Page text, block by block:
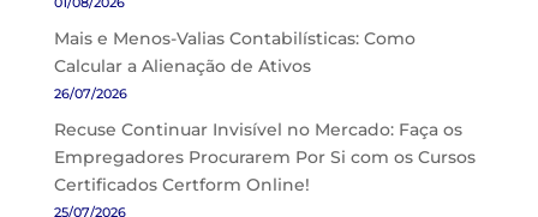
Mais e Menos-Valias Contabilísticas: Como
Calcular a Alienação de Ativos
26/07/2026
Recuse Continuar Invisível no Mercado: Faça os
Empregadores Procurarem Por Si com os Cursos
Certificados Certform Online!
25/07/2026